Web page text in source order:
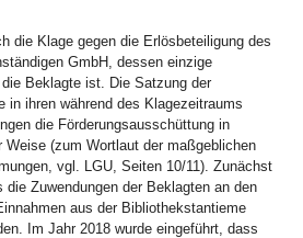
die Klage gegen die Erlösbeteiligung des
GmbH, dessen einzige
Beklagte ist. Die Satzung der
in ihren während des Klagezeitraums
die Förderungsausschüttung in
Weise (zum Wortlaut der maßgeblichen
vgl. LGU, Seiten 10/11). Zunächst
die Zuwendungen der Beklagten an den
aus der Bibliothekstantieme
Im Jahr 2018 wurde eingeführt, dass